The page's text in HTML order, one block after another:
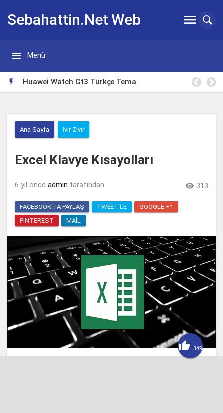
Sebahattin.Net Web
Günlügü

 Menü
 Tema Borsa Takip Makinesi
Ana Sayfa Ivır Zıvır
Excel Klavye Kısayolları
6 yıl önce admin tarafından  313
FACEBOOK'TA PAYLAŞ TWEET'LE
GOOGLE +1
PINTEREST
MAIL
 349